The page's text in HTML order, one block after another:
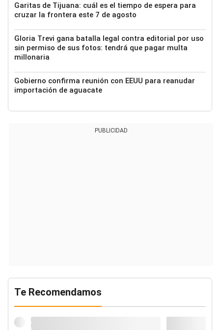
Garitas de Tijuana: cuál es el tiempo de espera para
cruzar la frontera este 7 de agosto
Gloria Trevi gana batalla legal contra editorial por uso
sin permiso de sus fotos: tendrá que pagar multa
millonaria
Gobierno confirma reunión con EEUU para reanudar
importación de aguacate
PUBLICIDAD
Te Recomendamos